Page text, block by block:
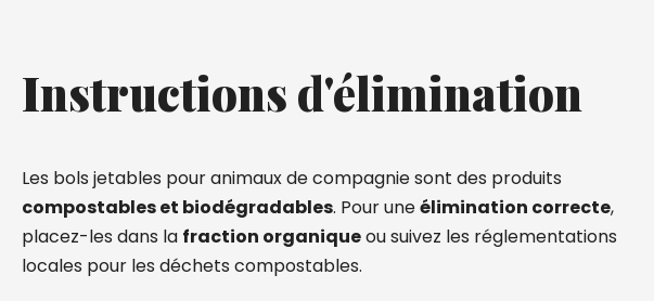
Instructions d'élimination
Les bols jetables pour animaux de compagnie sont des produits
compostables et biodégradables. Pour uneélimination correcte,
placez-les dans la fraction organiqueou suivez les réglementations
locales pour les déchets compostables.